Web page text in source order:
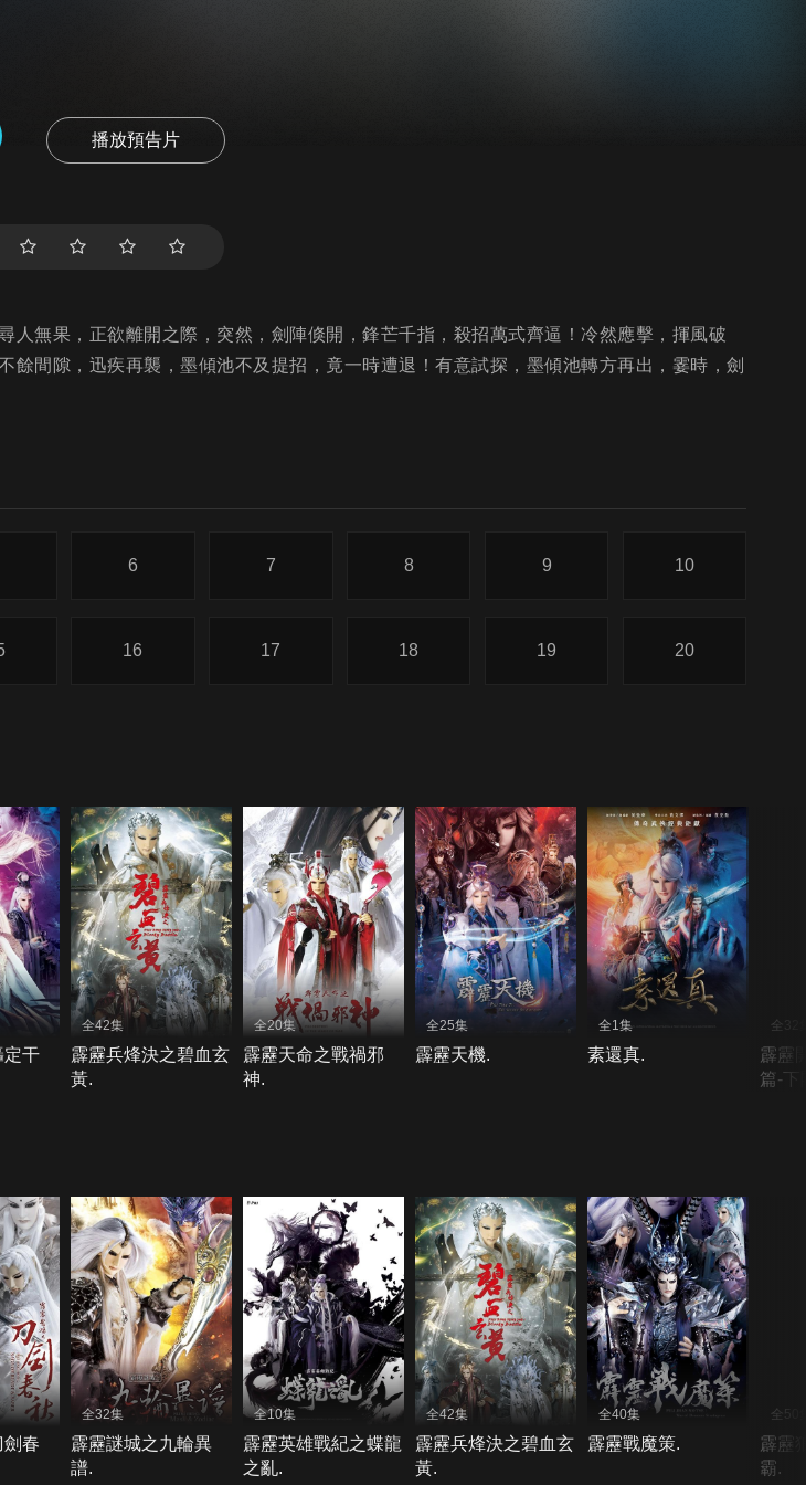
播放預告片
人無果，正欲離開之際，突然，劍陣倏開，鋒芒千指，殺招萬式齊逼！冷然應擊，揮風破
餘間隙，迅疾再襲，墨傾池不及提招，竟一時遭退！有意試探，墨傾池轉方再出，霎時，劍
6 7 8 9 10
16 17 18 19 20
定干
全42集
霹靂兵烽決之碧血玄
黃.
全20集
霹靂天命之戰禍邪
神.
全25集
霹靂天機.
全1集
素還真.
全32
霹靂
篇-下
劍春
全32集
霹靂謎城之九輪異
譜.
全10集
霹靂英雄戰紀之蝶龍
之亂.
全42集
霹靂兵烽決之碧血玄
黃.
全40集
霹靂戰魔策.
全50
霹靂
霸.